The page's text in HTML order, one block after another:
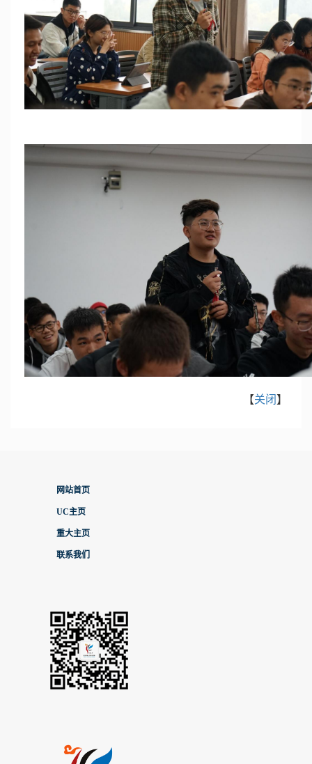
【关闭 】
网站首页
UC主页
重大主页
联系我们